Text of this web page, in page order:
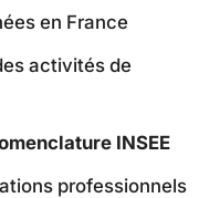
en France
activités de
INSEE
professionnels